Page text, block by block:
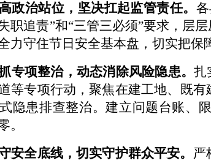
政治站位，坚决扛起监管责任。
职追责”和“三管三必须”要求，层
力守住节日安全基本盘，切实把保
专项整治， 动态消除风险隐患。扎
等专项行动，聚焦在建工地、 既有
隐患排查整治。建立问题台账、
。
安全底线，切实守护群众平安。 严